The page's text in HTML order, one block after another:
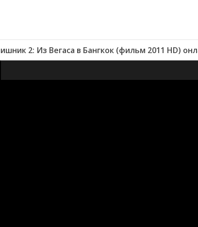
2: Из Вегаса в Бангкок (фильм 2011 HD)